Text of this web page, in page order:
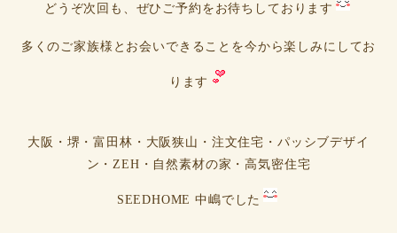
どうぞ次回も、ぜひご予約をお待ちしております
多くのご家族様とお会いできることを今から楽しみにしてお
ります
大阪・堺・富田林・大阪狭山・注文住宅・パッシブデザイ
ン・ZEH・自然素材の家・高気密住宅
SEEDHOME 中嶋でした